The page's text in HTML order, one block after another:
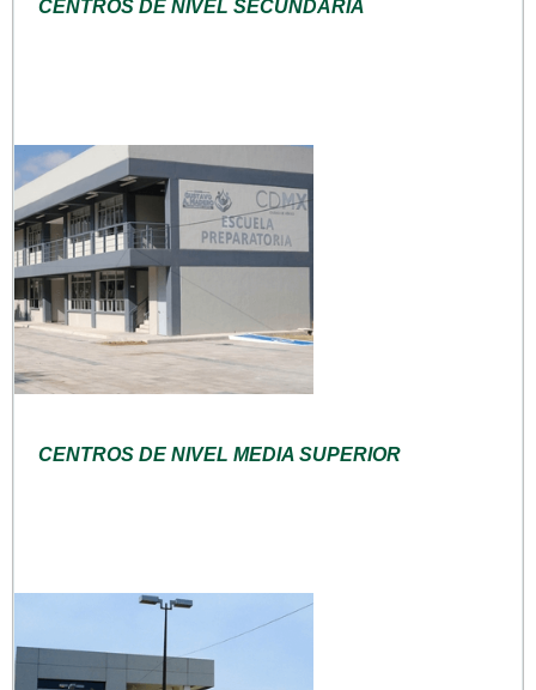
CENTROS DE NIVEL SECUNDARIA
CENTROS DE NIVEL MEDIA SUPERIOR